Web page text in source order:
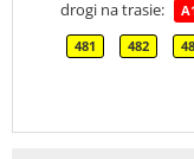
drogi na trasie:
481 482